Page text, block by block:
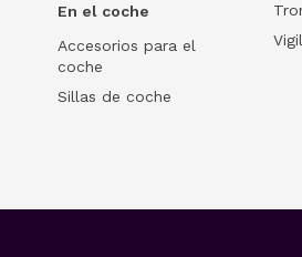
En el coche
Accesorios para el
coche
Sillas de coche